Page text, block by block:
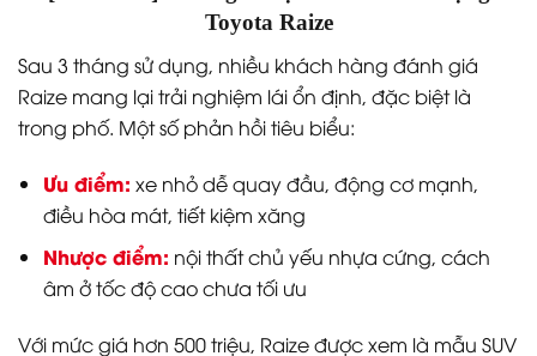
Toyota Raize
Sau 3 tháng sử dụng, nhiều khách hàng đánh giá
Raize mang lại trải nghiệm lái ổn định, đặc biệt là
trong phố. Một số phản hồi tiêu biểu:
Ưu điểm: xe nhỏ dễ quay đầu, động cơ mạnh,
điều hòa mát, tiết kiệm xăng
Nhược điểm: nội thất chủ yếu nhựa cứng, cách
âm ở tốc độ cao chưa tối ưu
Với mức giá hơn 500 triệu, Raize được xem là mẫu SUV